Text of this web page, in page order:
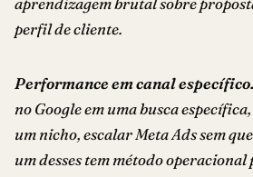
perfil de cliente.
Performance em canal específico.
no Google em uma busca
um nicho, escalar Meta Ads sem
um desses tem método operacional